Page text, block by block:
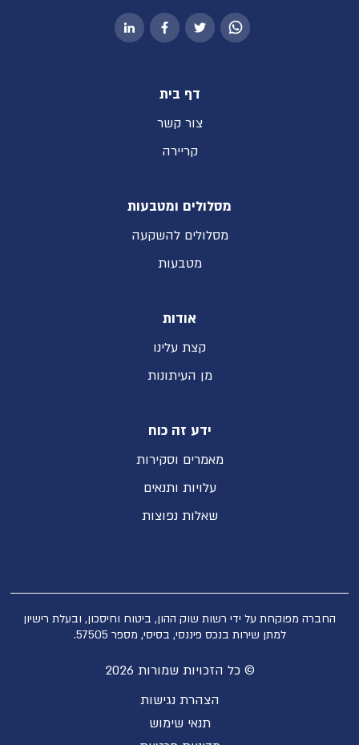
דף בית
צור קשר
קריירה
מסלולים ומטבעות
מסלולים להשקעה
מטבעות
אודות
קצת עלינו
מן העיתונות
ידע זה כוח
מאמרים וסקירות
עלויות ותנאים
שאלות נפוצות
החברה מפוקחת על ידי רשות שוק ההון, ביטוח וחיסכון, ובעלת רישיון
למתן שירות בנכס פיננסי, בסיסי, מספר 57505.
© כל הזכויות שמורות 2026
הצהרת נגישות
תנאי שימוש